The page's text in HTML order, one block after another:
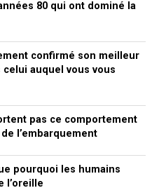
80 qui ont dominé la
confirmé son meilleur
celui auquel vous vous
pas ce comportement
l’embarquement
pourquoi les humains
l’oreille